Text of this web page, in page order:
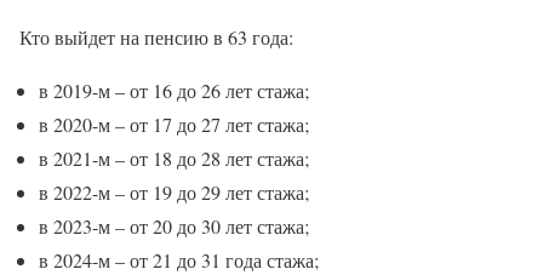
Кто выйдет на пенсию в 63 года:
в 2019-м – от 16 до 26 лет стажа;
в 2020-м – от 17 до 27 лет стажа;
в 2021-м – от 18 до 28 лет стажа;
в 2022-м – от 19 до 29 лет стажа;
в 2023-м – от 20 до 30 лет стажа;
в 2024-м – от 21 до 31 года стажа;